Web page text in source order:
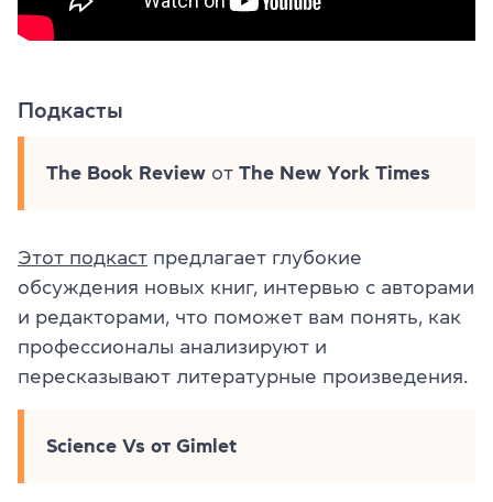
Подкасты
The Book Review от The New York Times
Этот подкаст предлагает глубокие
обсуждения новых книг, интервью с авторами
и редакторами, что поможет вам понять, как
профессионалы анализируют и
пересказывают литературные произведения.
Science Vs от Gimlet